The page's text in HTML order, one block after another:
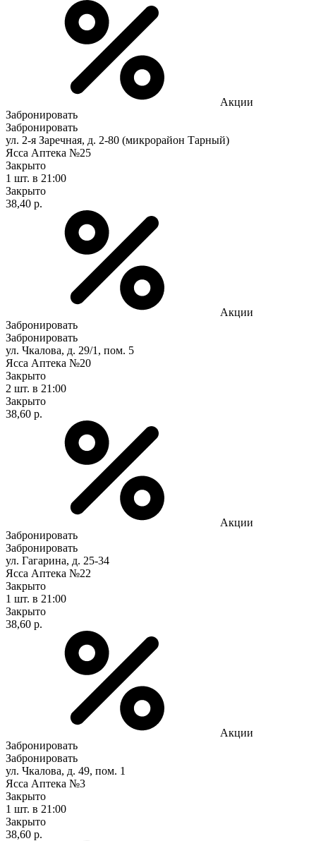
Акции
Забронировать
Забронировать
ул. 2-я Заречная, д. 2-80 (микрорайон Тарный)
Ясса Аптека №25
Закрыто
1 шт. в 21:00
Закрыто
38,40 р.
Акции
Забронировать
Забронировать
ул. Чкалова, д. 29/1, пом. 5
Ясса Аптека №20
Закрыто
2 шт. в 21:00
Закрыто
38,60 р.
Акции
Забронировать
Забронировать
ул. Гагарина, д. 25-34
Ясса Аптека №22
Закрыто
1 шт. в 21:00
Закрыто
38,60 р.
Акции
Забронировать
Забронировать
ул. Чкалова, д. 49, пом. 1
Ясса Аптека №3
Закрыто
1 шт. в 21:00
Закрыто
38,60 р.